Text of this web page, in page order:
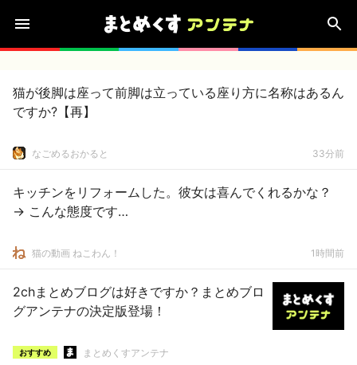
猫が後脚は座って前脚は立っている座り方に名称はあるん
ですか?【再】
なごめるおかると 33分前
キッチンをリフォームした。彼女は喜んでくれるかな？
→ こんな態度です…
猫の動画 ねこわん！ 1時間前
2chまとめブログは好きですか？まとめブロ
グアンテナの決定版登場！
おすすめ まとめくすアンテナ